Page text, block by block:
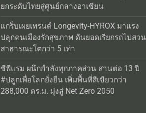
ยกระดับไทยสู่ศูนย์กลางอาเซียน
แกร็บเผยเทรนด์ Longevity-HYROX มาแรง
ปลุกคนเมืองรักสุขภาพ ดันยอดเรียกรถไปสวน
สาธารณะโตกว่า 5 เท่า
ซีพีแรม ผนึกกำลังทุกภาคส่วน สานต่อ 13 ปี
#ปลูกเพื่อโลกยั่งยืน เพิ่มพื้นที่สีเขียวกว่า
288,000 ตร.ม. มุ่งสู่ Net Zero 2050